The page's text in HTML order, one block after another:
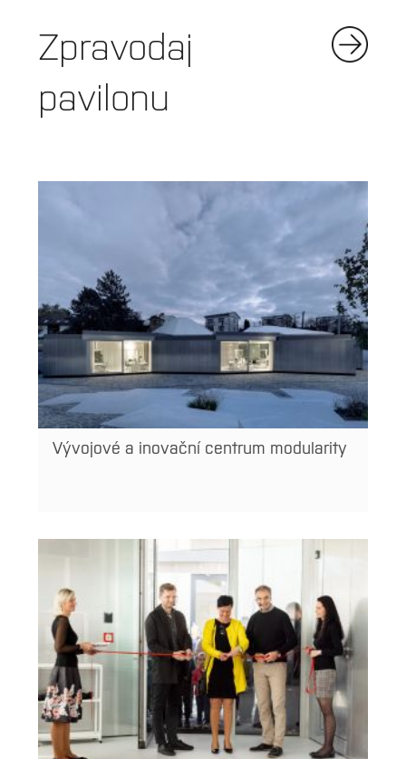
Zpravodaj
pavilonu
Vývojové a inovační centrum modularity